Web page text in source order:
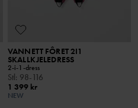
VANNETT FÔRET 2I1
SKALLKJELEDRESS
2-i-1-dress
Stl: 98-116
1 399 kr
NEW